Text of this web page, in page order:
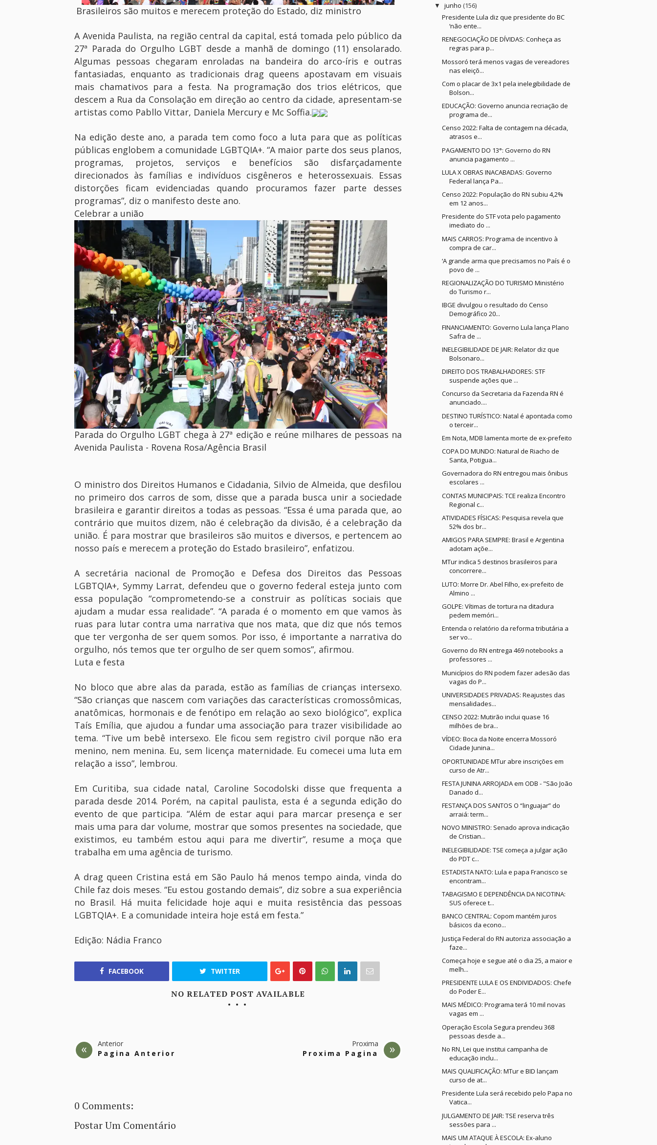
Brasileiros são muitos e merecem proteção do Estado, diz ministro
A Avenida Paulista, na região central da capital, está tomada pelo público da
27ª Parada do Orgulho LGBT desde a manhã de domingo (11) ensolarado.
Algumas pessoas chegaram enroladas na bandeira do arco-íris e outras
fantasiadas, enquanto as tradicionais drag queens apostavam em visuais
mais chamativos para a festa. Na programação dos trios elétricos, que
descem a Rua da Consolação em direção ao centro da cidade, apresentam-se
artistas como Pabllo Vittar, Daniela Mercury e Mc Soffia.
Na edição deste ano, a parada tem como foco a luta para que as políticas
públicas englobem a comunidade LGBTQIA+. “A maior parte dos seus planos,
programas, projetos, serviços e benefícios são disfarçadamente
direcionados às famílias e indivíduos cisgêneros e heterossexuais. Essas
distorções ficam evidenciadas quando procuramos fazer parte desses
programas”, diz o manifesto deste ano.
Celebrar a união
Parada do Orgulho LGBT chega à 27ª edição e reúne milhares de pessoas na
Avenida Paulista - Rovena Rosa/Agência Brasil
O ministro dos Direitos Humanos e Cidadania, Silvio de Almeida, que desfilou
no primeiro dos carros de som, disse que a parada busca unir a sociedade
brasileira e garantir direitos a todas as pessoas. “Essa é uma parada que, ao
contrário que muitos dizem, não é celebração da divisão, é a celebração da
união. É para mostrar que brasileiros são muitos e diversos, e pertencem ao
nosso país e merecem a proteção do Estado brasileiro”, enfatizou.
A secretária nacional de Promoção e Defesa dos Direitos das Pessoas
LGBTQIA+, Symmy Larrat, defendeu que o governo federal esteja junto com
essa população “comprometendo-se a construir as políticas sociais que
ajudam a mudar essa realidade”. “A parada é o momento em que vamos às
ruas para lutar contra uma narrativa que nos mata, que diz que nós temos
que ter vergonha de ser quem somos. Por isso, é importante a narrativa do
orgulho, nós temos que ter orgulho de ser quem somos”, afirmou.
Luta e festa
No bloco que abre alas da parada, estão as famílias de crianças intersexo.
“São crianças que nascem com variações das características cromossômicas,
anatômicas, hormonais e de fenótipo em relação ao sexo biológico”, explica
Taís Emília, que ajudou a fundar uma associação para trazer visibilidade ao
tema. “Tive um bebê intersexo. Ele ficou sem registro civil porque não era
menino, nem menina. Eu, sem licença maternidade. Eu comecei uma luta em
relação a isso”, lembrou.
Em Curitiba, sua cidade natal, Caroline Socodolski disse que frequenta a
parada desde 2014. Porém, na capital paulista, esta é a segunda edição do
evento de que participa. “Além de estar aqui para marcar presença e ser
mais uma para dar volume, mostrar que somos presentes na sociedade, que
existimos, eu também estou aqui para me divertir”, resume a moça que
trabalha em uma agência de turismo.
A drag queen Cristina está em São Paulo há menos tempo ainda, vinda do
Chile faz dois meses. “Eu estou gostando demais”, diz sobre a sua experiência
no Brasil. Há muita felicidade hoje aqui e muita resistência das pessoas
LGBTQIA+. E a comunidade inteira hoje está em festa.”
Edição: Nádia Franco
FACEBOOK TWITTER
NO RELATED POST AVAILABLE
Anterior
Pagina Anterior
Proxima
Proxima Pagina
0 Comments:
Postar Um Comentário
▼ junho (156)
Presidente Lula diz que presidente do BC
‘não ente...
RENEGOCIAÇÃO DE DÍVIDAS: Conheça as
regras para p...
Mossoró terá menos vagas de vereadores
nas eleiçõ...
Com o placar de 3x1 pela inelegibilidade de
Bolson...
EDUCAÇÃO: Governo anuncia recriação de
programa de...
Censo 2022: Falta de contagem na década,
atrasos e...
PAGAMENTO DO 13°: Governo do RN
anuncia pagamento ...
LULA X OBRAS INACABADAS: Governo
Federal lança Pa...
Censo 2022: População do RN subiu 4,2%
em 12 anos...
Presidente do STF vota pelo pagamento
imediato do ...
MAIS CARROS: Programa de incentivo à
compra de car...
‘A grande arma que precisamos no País é o
povo de ...
REGIONALIZAÇÃO DO TURISMO Ministério
do Turismo r...
IBGE divulgou o resultado do Censo
Demográfico 20...
FINANCIAMENTO: Governo Lula lança Plano
Safra de ...
INELEGIBILIDADE DE JAIR: Relator diz que
Bolsonaro...
DIREITO DOS TRABALHADORES: STF
suspende ações que ...
Concurso da Secretaria da Fazenda RN é
anunciado....
DESTINO TURÍSTICO: Natal é apontada como
o terceir...
Em Nota, MDB lamenta morte de ex-prefeito
COPA DO MUNDO: Natural de Riacho de
Santa, Potigua...
Governadora do RN entregou mais ônibus
escolares ...
CONTAS MUNICIPAIS: TCE realiza Encontro
Regional c...
ATIVIDADES FÍSICAS: Pesquisa revela que
52% dos br...
AMIGOS PARA SEMPRE: Brasil e Argentina
adotam açõe...
MTur indica 5 destinos brasileiros para
concorrere...
LUTO: Morre Dr. Abel Filho, ex-prefeito de
Almino ...
GOLPE: Vítimas de tortura na ditadura
pedem memóri...
Entenda o relatório da reforma tributária a
ser vo...
Governo do RN entrega 469 notebooks a
professores ...
Municípios do RN podem fazer adesão das
vagas do P...
UNIVERSIDADES PRIVADAS: Reajustes das
mensalidades...
CENSO 2022: Mutirão inclui quase 16
milhões de bra...
VÍDEO: Boca da Noite encerra Mossoró
Cidade Junina...
OPORTUNIDADE MTur abre inscrições em
curso de Atr...
FESTA JUNINA ARROJADA em ODB - "São João
Danado d...
FESTANÇA DOS SANTOS O “linguajar” do
arraiá: term...
NOVO MINISTRO: Senado aprova indicação
de Cristian...
INELEGIBILIDADE: TSE começa a julgar ação
do PDT c...
ESTADISTA NATO: Lula e papa Francisco se
encontram...
TABAGISMO E DEPENDÊNCIA DA NICOTINA:
SUS oferece t...
BANCO CENTRAL: Copom mantém juros
básicos da econo...
Justiça Federal do RN autoriza associação a
faze...
Começa hoje e segue até o dia 25, a maior e
melh...
PRESIDENTE LULA E OS ENDIVIDADOS: Chefe
do Poder E...
MAIS MÉDICO: Programa terá 10 mil novas
vagas em ...
Operação Escola Segura prendeu 368
pessoas desde a...
No RN, Lei que institui campanha de
educação inclu...
MAIS QUALIFICAÇÃO: MTur e BID lançam
curso de at...
Presidente Lula será recebido pelo Papa no
Vatica...
JULGAMENTO DE JAIR: TSE reserva três
sessões para ...
MAIS UM ATAQUE À ESCOLA: Ex-aluno